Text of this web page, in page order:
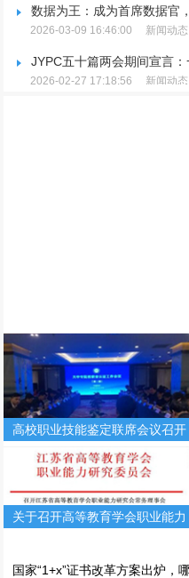
数据为王：成为首席数据官
2026-03-09 16:46:00 新闻动态
JYPC五十篇两会期间宣言
2026-02-27 17:18:56 新闻动态
高校职业技能鉴定联席会议召开
（第二期）
关于召开高等教育学会职业能力
书主编会的通知
国家“1+x”证书改革方案出炉，